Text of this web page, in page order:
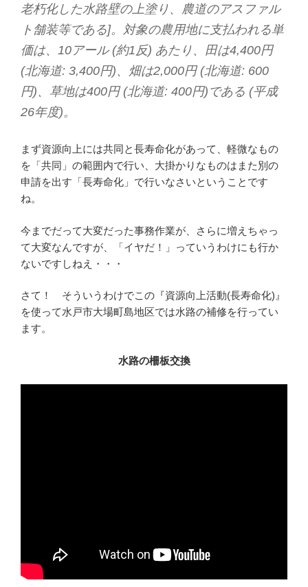
老朽化した水路壁の上塗り、農道のアスファル
ト舗装等である]。対象の農用地に支払われる単
価は、10アール (約1反) あたり、田は4,400円
(北海道: 3,400円)、畑は2,000円 (北海道: 600
円)、草地は400円 (北海道: 400円)である (平成
26年度)。
まず資源向上には共同と長寿命化があって、軽微なもの
を「共同」の範囲内で行い、大掛かりなものはまた別の
申請を出す「長寿命化」で行いなさいということです
ね。
今までだって大変だった事務作業が、さらに増えちゃっ
て大変なんですが、「イヤだ！」っていうわけにも行か
ないですしねえ・・・
さて！ そういうわけでこの『資源向上活動(長寿命化)』
を使って水戸市大場町島地区では水路の補修を行ってい
ます。
水路の柵板交換